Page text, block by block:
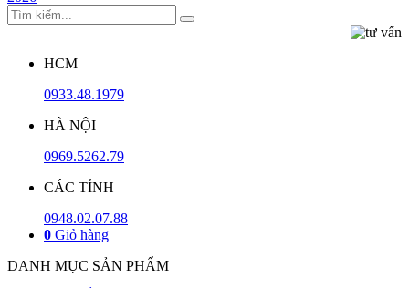
HCM
0933.48.1979
HÀ NỘI
0969.5262.79
CÁC TỈNH
0948.02.07.88
0 Giỏ hàng
DANH MỤC SẢN PHẨM